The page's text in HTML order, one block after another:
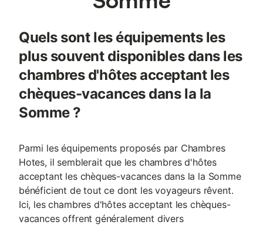
Quels sont les équipements les
plus souvent disponibles dans les
chambres d'hôtes acceptant les
chèques-vacances dans la la
Somme ?
Parmi les équipements proposés par Chambres
Hotes, il semblerait que les chambres d'hôtes
acceptant les chèques-vacances dans la la Somme
bénéficient de tout ce dont les voyageurs rêvent.
Ici, les chambres d'hôtes acceptant les chèques-
vacances offrent généralement divers